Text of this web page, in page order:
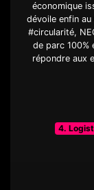
économique
dévoile enfin
#circularité,
de parc 100%
répondre aux
4.